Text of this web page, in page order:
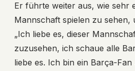
Er führte weiter aus, wie sehr
Mannschaft spielen zu sehen,
„Ich liebe es, dieser
zuzusehen, ich schaue alle
liebe es. Ich bin ein Barça-Fan